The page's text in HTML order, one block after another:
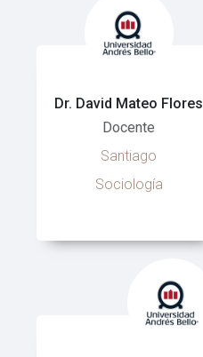
Dr. David Mateo Flores
Docente
Santiago
Sociología